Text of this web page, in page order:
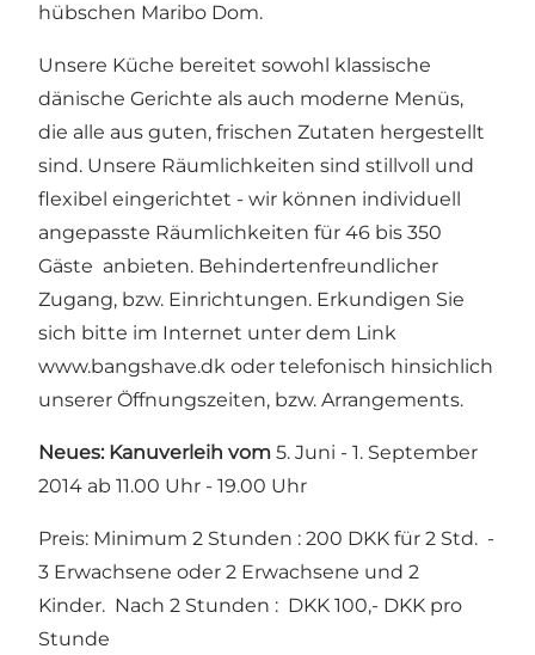
hübschen Maribo Dom.
Unsere Küche bereitet sowohl klassische
dänische Gerichte als auch moderne Menüs,
die alle aus guten, frischen Zutaten hergestellt
sind. Unsere Räumlichkeiten sind stillvoll und
flexibel eingerichtet - wir können individuell
angepasste Räumlichkeiten für 46 bis 350
Gäste anbieten. Behindertenfreundlicher
Zugang, bzw. Einrichtungen. Erkundigen Sie
sich bitte im Internet unter dem Link
www.bangshave.dk oder telefonisch hinsichlich
unserer Öffnungszeiten, bzw. Arrangements.
Neues: Kanuverleih vom 5. Juni - 1. September
2014 ab 11.00 Uhr - 19.00 Uhr
Preis: Minimum 2 Stunden : 200 DKK für 2 Std. -
3 Erwachsene oder 2 Erwachsene und 2
Kinder. Nach 2 Stunden : DKK 100,- DKK pro
Stunde